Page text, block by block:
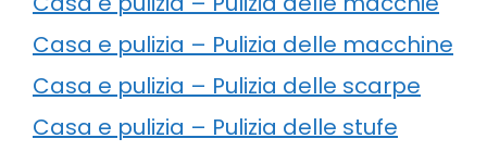
Casa e pulizia – Pulizia delle macchine
Casa e pulizia – Pulizia delle scarpe
Casa e pulizia – Pulizia delle stufe